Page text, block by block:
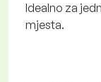
Idealno za
mjesta.